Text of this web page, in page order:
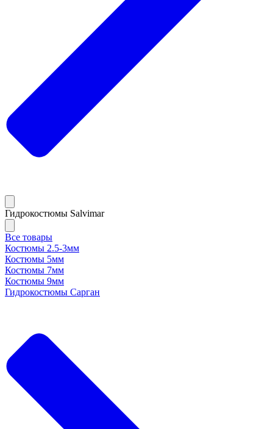
Гидрокостюмы Salvimar
Все товары
Костюмы 2.5-3мм
Костюмы 5мм
Костюмы 7мм
Костюмы 9мм
Гидрокостюмы Сарган